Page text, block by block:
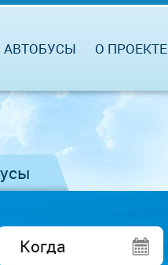
АВТОБУСЫ О ПРОЕКТЕ